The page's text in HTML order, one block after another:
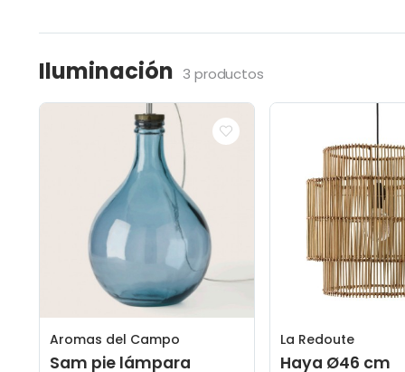
Iluminación 3 productos
Aromas del Campo
Sam pie lámpara
La Redoute
Haya Ø46 cm